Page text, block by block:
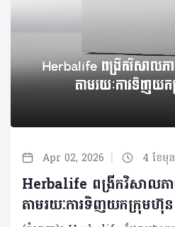
Apr 02, 2026 | 4 ខែមុន
Herbalife ពង្រីកវិសាលភាព
តាមរយៈការទិញយកក្រុមហ៊ុ